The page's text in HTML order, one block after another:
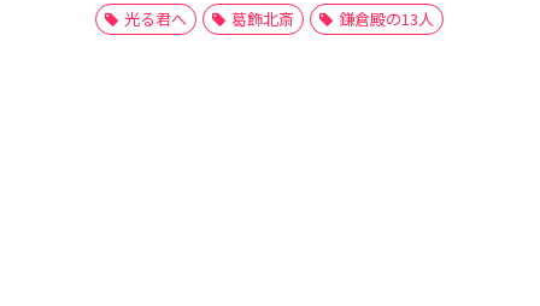
光る君へ
葛飾北斎 鎌倉殿の13人